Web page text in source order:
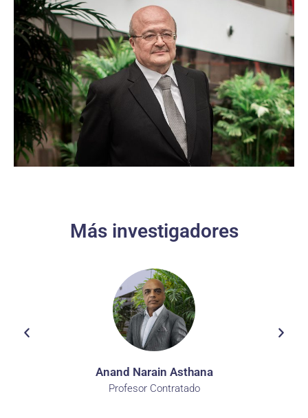
Más investigadores
Anand Narain Asthana
Profesor Contratado